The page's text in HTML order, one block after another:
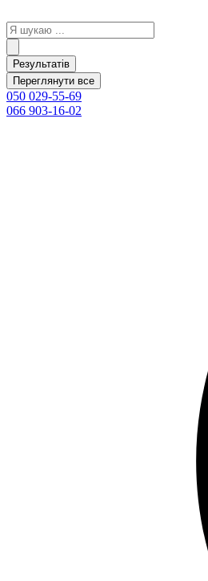
до
вмісту
Search
...
Результатів
Переглянути все
050 029-55-69
066 903-16-02